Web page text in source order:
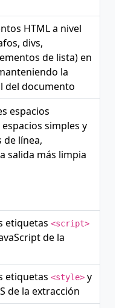
HTML a nivel
divs,
de lista) en
la
del documento
espacios
simples y
de línea,
salida más limpia
etiquetas <script>
de la
etiquetas <style> y
de la extracción